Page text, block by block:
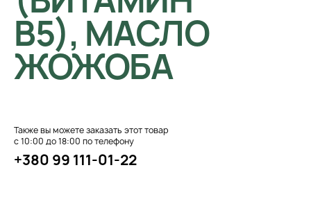
B5), МАСЛО
ЖОЖОБА
Также вы можете заказать этот товар
с 10:00 до 18:00 по телефону
+380 99 111-01-22